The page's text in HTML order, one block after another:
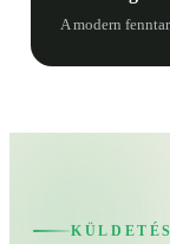
A modern